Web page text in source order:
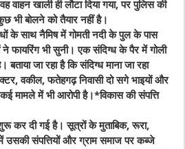
वाहन खाली ही लौटा दिया गया, पर पुलिस की
भी बोलने को तैयार नहीं है।
के साथ नैमिष में गोमती नदी के पुल के पास
फायरिंग भी सुनी। एक संदिग्ध के पैर में गोली
जा रहा है कि संदिग्ध माना जा रहा
वकील, फतेहगढ़ निवासी दो सगे भाइयों और
कई मामले में भी आरोपी है।*विकास की संपत्ति
कर दी गई है। सूत्रों के मुताबिक, रूरा,
उसकी संपत्तियों और ग्राम समाज पर कब्जे